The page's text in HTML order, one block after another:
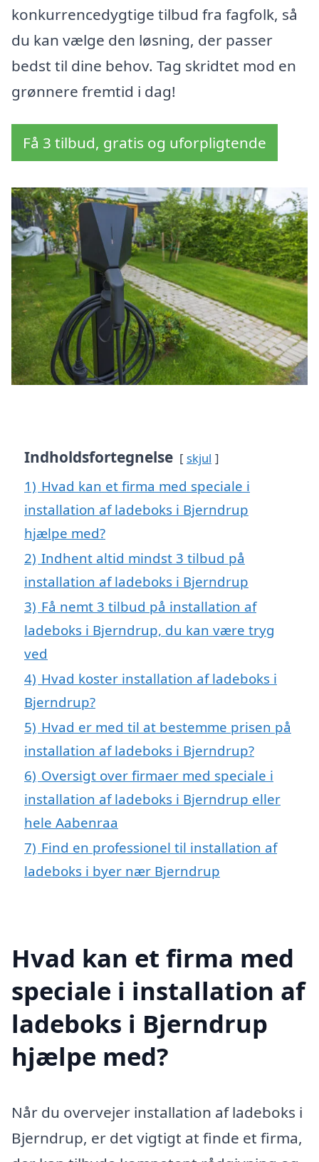
konkurrencedygtige tilbud fra fagfolk, så
du kan vælge den løsning, der passer
bedst til dine behov. Tag skridtet mod en
grønnere fremtid i dag!
Få 3 tilbud, gratis og uforpligtende
Indholdsfortegnelse skjul
1) Hvad kan et firma med speciale i
installation af ladeboks i Bjerndrup
hjælpe med?
2) Indhent altid mindst 3 tilbud på
installation af ladeboks i Bjerndrup
3) Få nemt 3 tilbud på installation af
ladeboks i Bjerndrup, du kan være tryg
ved
4) Hvad koster installation af ladeboks i
Bjerndrup?
5) Hvad er med til at bestemme prisen på
installation af ladeboks i Bjerndrup?
6) Oversigt over firmaer med speciale i
installation af ladeboks i Bjerndrup eller
hele Aabenraa
7) Find en professionel til installation af
ladeboks i byer nær Bjerndrup
Hvad kan et firma med
speciale i installation af
ladeboks i Bjerndrup
hjælpe med?
Når du overvejer installation af ladeboks i
Bjerndrup, er det vigtigt at finde et firma,